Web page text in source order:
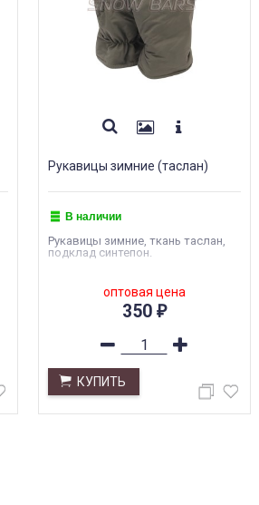
Рукавицы зимние (таслан)
В наличии
Рукавицы зимние, ткань таслан,
подклад синтепон.
оптовая цена
350 ₽
КУПИТЬ